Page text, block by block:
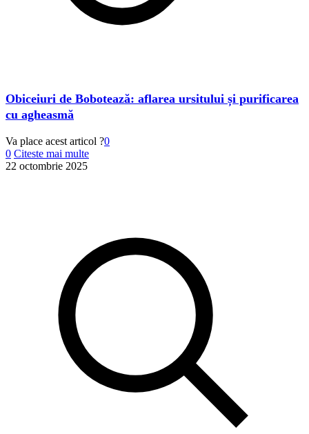
Obiceiuri de Bobotează: aflarea ursitului și purificarea
cu agheasmă
Va place acest articol ?0
0 Citeste mai multe
22 octombrie 2025